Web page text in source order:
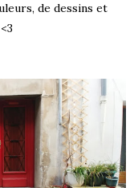
de dessins et